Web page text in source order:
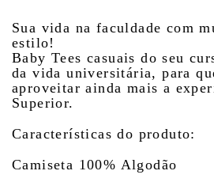
Sua vida na faculdade com
estilo!
Baby Tees casuais do seu
da vida universitária, para
aproveitar ainda mais a
Superior.
Características do produto:
Camiseta 100% Algodão